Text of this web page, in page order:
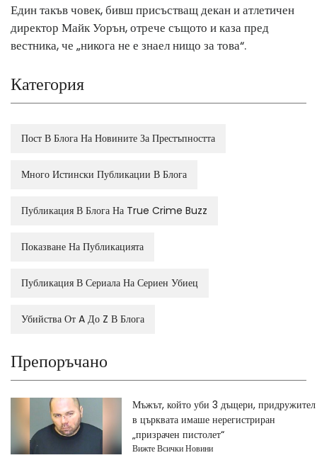
Един такъв човек, бивш присъстващ декан и атлетичен
директор Майк Уорън, отрече същото и каза пред
вестника, че „никога не е знаел нищо за това“.
Категория
Пост В Блога На Новините За Престъпността
Много Истински Публикации В Блога
Публикация В Блога На True Crime Buzz
Показване На Публикацията
Публикация В Сериала На Сериен Убиец
Убийства От A До Z В Блога
Препоръчано
Мъжът, който уби 3 дъщери, придружител
в църквата имаше нерегистриран
„призрачен пистолет“
Вижте Всички Новини